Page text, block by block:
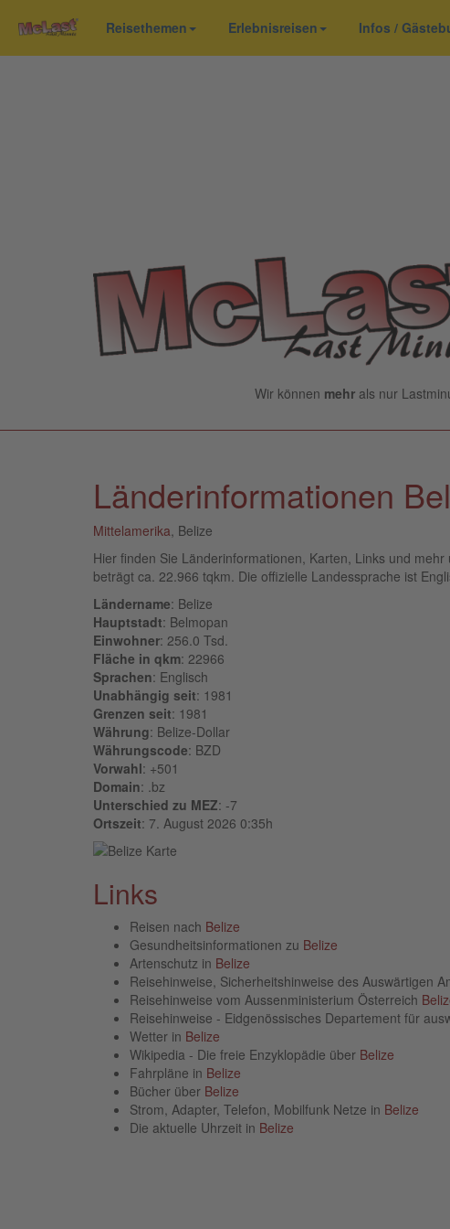
Wir können mehrals nur
Reisethemen Erlebnisreisen Infos /
Länderinformationen
Mittelamerika , Belize
Hier finden Sie Länderinformationen, Karten, Links und
beträgt ca. 22.966 tqkm. Die offizielle Landessprache ist
Ländername: Belize
Hauptstadt: Belmopan
Einwohner: 256.0 Tsd.
Fläche in qkm: 22966
Sprachen: Englisch
Unabhängig seit: 1981
Grenzen seit: 1981
Währung: Belize-Dollar
Währungscode: BZD
Vorwahl: +501
Domain: .bz
Unterschied zu MEZ: -7
Ortszeit: 7. August 2026 0:35h
Links
Reisen nach Belize
Gesundheitsinformationen zu Belize
Artenschutz in Belize
Reisehinweise, Sicherheitshinweise des Auswärtigen
Reisehinweise vom Aussenministerium Österreich
Reisehinweise - Eidgenössisches Departement für
Wetter in Belize
Wikipedia - Die freie Enzyklopädie über Belize
Fahrpläne in Belize
Bücher über Belize
Strom, Adapter, Telefon, Mobilfunk Netze in Belize
Die aktuelle Uhrzeit in Belize